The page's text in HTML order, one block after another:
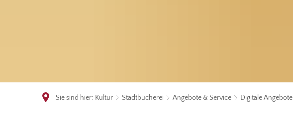
Sie sind hier: Kultur Stadtbücherei Angebote & Service Digitale Angebote